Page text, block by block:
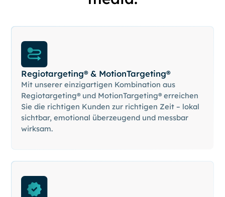
Regiotargeting® & MotionTargeting®
Mit unserer einzigartigen Kombination aus
Regiotargeting® und MotionTargeting® erreichen
Sie die richtigen Kunden zur richtigen Zeit – lokal
sichtbar, emotional überzeugend und messbar
wirksam.